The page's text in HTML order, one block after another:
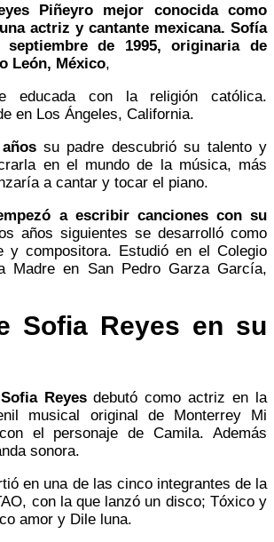
Piñeyro mejor conocida como
actriz y cantante mexicana. Sofía
de 1995, originaria de
León, México,
educada con la religión católica.
en Los Ángeles, California.
su padre descubrió su talento y
en el mundo de la música, más
a cantar y tocar el piano.
a escribir canciones con su
años siguientes se desarrolló como
y compositora. Estudió en el Colegio
Madre en San Pedro Garza García,
Sofia Reyes en su
Reyesdebutó como actriz en la
musical original de Monterrey Mi
el personaje de Camila. Además
sonora.​
en una de las cinco integrantes de la
con la que lanzó un disco; Tóxico y
amor y Dile luna.